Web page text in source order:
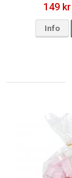
149 kr
Info